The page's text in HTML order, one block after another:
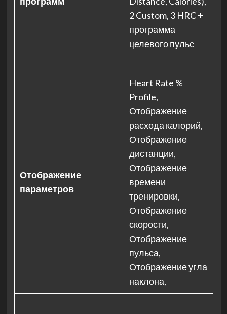
2 Custom, 3 HRC +
программа
целевого пульс
Отображение
параметров
Heart Rate %
Profile,
Отображение
расхода калорий,
Отображение
дистанции,
Отображение
времени
тренировки,
Отображение
скорости,
Отображение
пульса,
Отображение угла
наклона,